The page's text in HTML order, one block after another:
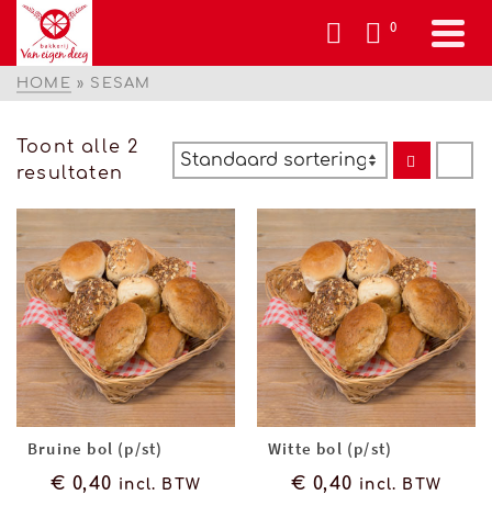
0
HOME » SESAM
Toont alle 2
resultaten
Bruine bol (p/st)
€ 0,40 incl. BTW
Witte bol (p/st)
€ 0,40 incl. BTW